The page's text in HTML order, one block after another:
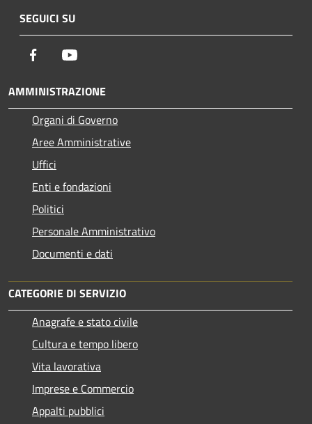
SEGUICI SU
Facebook
AMMINISTRAZIONE
Organi di Governo
Aree Amministrative
Uffici
Enti e fondazioni
Politici
Personale Amministrativo
Documenti e dati
CATEGORIE DI SERVIZIO
Anagrafe e stato civile
Cultura e tempo libero
Vita lavorativa
Imprese e Commercio
Appalti pubblici